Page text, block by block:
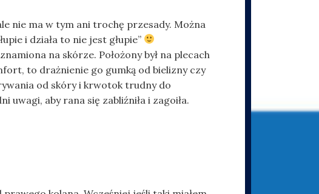
nie ma w tym ani trochę przesady. Można
i działa to nie jest głupie”
na skórze. Położony był na plecach
to drażnienie go gumką od bielizny czy
od skóry i krwotok trudny do
uwagi, aby rana się zabliźniła i zagoiła.